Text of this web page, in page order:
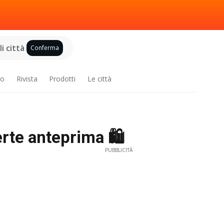
città Conferma
Rivista Prodotti Le città
anteprima 🛍️
PUBBLICITÀ